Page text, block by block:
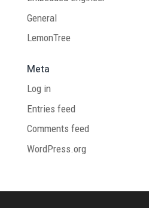
General
LemonTree
Meta
Log in
Entries feed
Comments feed
WordPress.org